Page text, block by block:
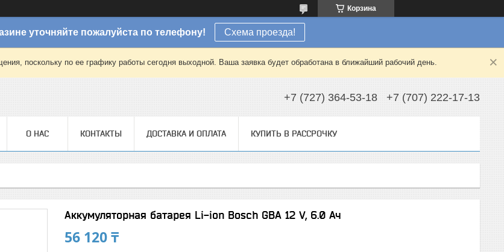
Корзина
уточняйте пожалуйста по телефону! Схема проезда!
поскольку по ее графику работы сегодня выходной. Ваша заявка будет обработана в ближайший рабочий день.
+7 (727) 364-53-18 +7 (707) 222-17-13
О НАС КОНТАКТЫ ДОСТАВКА И ОПЛАТА КУПИТЬ В РАССРОЧКУ
Аккумуляторная батарея Li-ion Bosch GBA 12 V, 6.0 Ач
56 120 ₸